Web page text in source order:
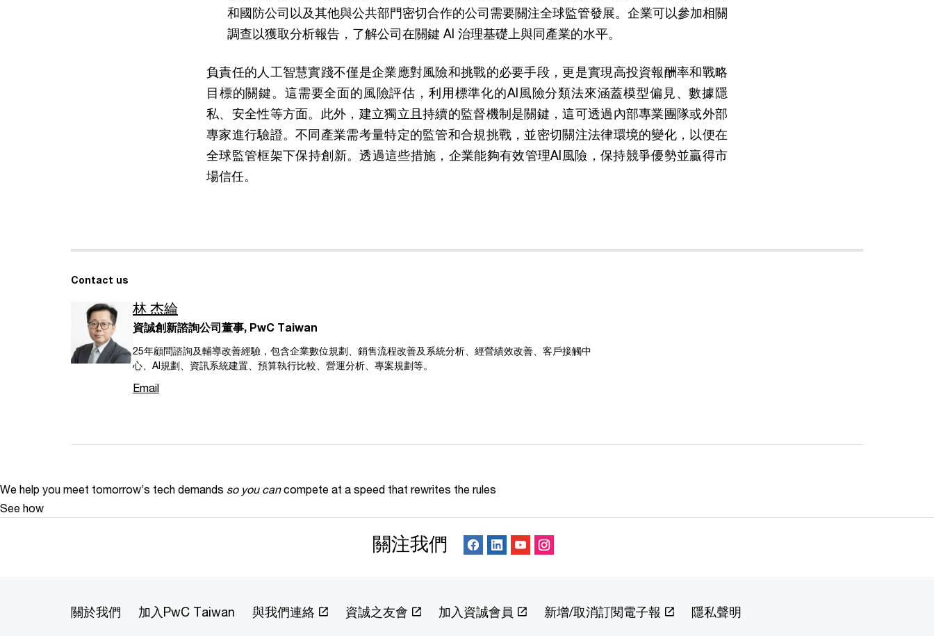
和國防公司以及其他與公共部門密切合作的公司需要關注全球監管發展。企業可以參加相關
調查以獲取分析報告，了解公司在關鍵 AI 治理基礎上與同產業的水平。
負責任的人工智慧實踐不僅是企業應對風險和挑戰的必要手段，更是實現高投資報酬率和戰略
目標的關鍵。這需要全面的風險評估，利用標準化的AI風險分類法來涵蓋模型偏見、數據隱
私、安全性等方面。此外，建立獨立且持續的監督機制是關鍵，這可透過內部專業團隊或外部
專家進行驗證。不同產業需考量特定的監管和合規挑戰，並密切關注法律環境的變化，以便在
全球監管框架下保持創新。透過這些措施，企業能夠有效管理AI風險，保持競爭優勢並贏得市
場信任。
Contact us
林 杰綸
資誠創新諮詢公司董事, PwC Taiwan
25年顧問諮詢及輔導改善經驗，包含企業數位規劃、銷售流程改善及系統分析、經營績效改善、客戶接觸中
心、AI規劃、資訊系統建置、預算執行比較、營運分析、專案規劃等。
Email
We help you meet tomorrow’s tech demands so you can compete at a speed that rewrites the rules
See how
關注我們
關於我們 加入PwC Taiwan 與我們連絡 資誠之友會 加入資誠會員 新增/取消訂閱電子報 隱私聲明